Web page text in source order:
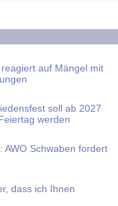
auf Mängel mit
soll ab 2027
werden
AWO Schwaben fordert
dass ich Ihnen